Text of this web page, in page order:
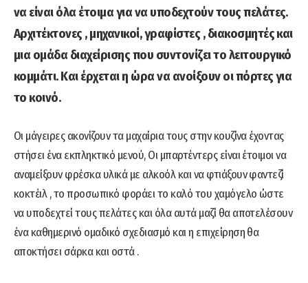
να είναι όλα έτοιμα για να υποδεχτούν τους πελάτες.
Αρχιτέκτονες , μηχανικοί, γραφίστες , διακοσμητές και
μια ομάδα διαχείρισης που συντονίζει το λειτουργικό
κομμάτι. Και έρχεται η ώρα να ανοίξουν οι πόρτες για
το κοινό.
Οι μάγειρες ακονίζουν τα μαχαίρια τους στην κουζίνα έχοντας
στήσει ένα εκπληκτικό μενού, Οι μπαρτέντερς είναι έτοιμοι να
αναμείξουν φρέσκα υλικά με αλκοόλ και να φτιάξουν φαντεζί
κοκτέιλ , το προσωπικό φοράει το καλό του χαμόγελο ώστε
να υποδεχτεί τους πελάτες και όλα αυτά μαζί θα αποτελέσουν
ένα καθημερινό ομαδικό σχεδιασμό και η επιχείρηση θα
αποκτήσει σάρκα και οστά .